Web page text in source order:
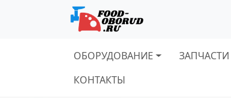
Основная навигация
ОБОРУДОВАНИЕ ЗАПЧАСТИ
КОНТАКТЫ